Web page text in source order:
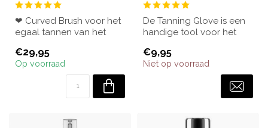
❤ Curved Brush voor het
egaal tannen van het
Deze han...
€29,95
Op voorraad
De Tanning Glove is een
handige tool voor het
lichaam.
€9,95
Niet op voorraad